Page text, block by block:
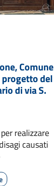
Comune
del
di via S.
realizzare
causati